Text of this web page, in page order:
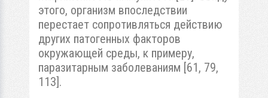
этого, организм впоследствии
перестает сопротивляться действию
других патогенных факторов
окружающей среды, к примеру,
паразитарным заболеваниям [61, 79,
113].